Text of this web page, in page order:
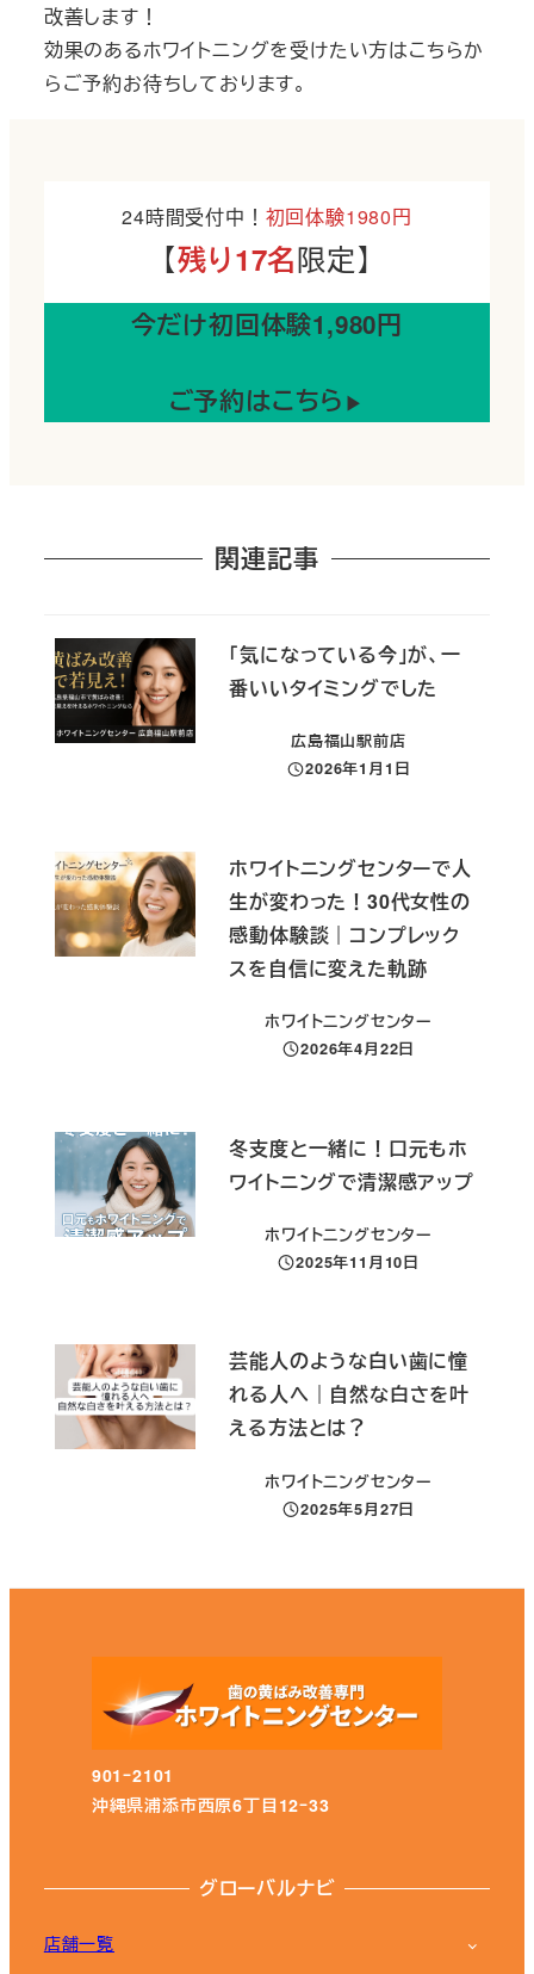
改善します！
効果のあるホワイトニングを受けたい方はこちらか
らご予約お待ちしております。
24時間受付中！ 初回体験1980円
【残り17名限定】
今だけ初回体験1,980円
ご予約はこちら ▶︎
関連記事
「気になっている今」が、一
番いいタイミングでした
広島福山駅前店
投稿日
2026年1月1日
ホワイトニングセンターで人
生が変わった！30代女性の
感動体験談｜コンプレック
スを自信に変えた軌跡
ホワイトニングセンター
投稿日
2026年4月22日
冬支度と一緒に！口元もホ
ワイトニングで清潔感アップ
ホワイトニングセンター
投稿日
2025年11月10日
芸能人のような白い歯に憧
れる人へ｜自然な白さを叶
える方法とは？
ホワイトニングセンター
投稿日
2025年5月27日
901ｰ2101
沖縄県浦添市西原6丁目12ｰ33
グローバルナビ
店舗一覧